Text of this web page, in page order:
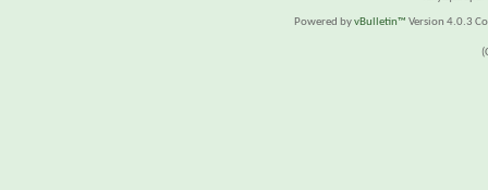
Powered byvBulletin™ Version 4.0.3